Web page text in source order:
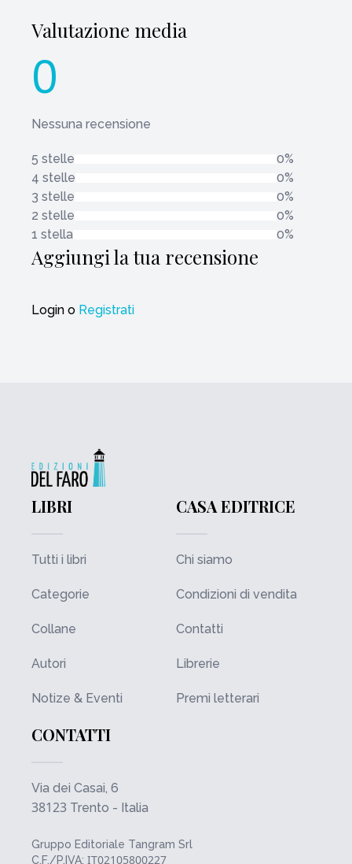
Valutazione media
0
Nessuna recensione
5 stelle
0%
4 stelle
0%
3 stelle
0%
2 stelle
0%
1 stella
0%
Aggiungi la tua recensione
Login o Registrati
LIBRI
Tutti i libri
Categorie
Collane
Autori
Notize & Eventi
CASA EDITRICE
Chi siamo
Condizioni di vendita
Contatti
Librerie
Premi letterari
CONTATTI
Via dei Casai, 6
38123 Trento - Italia
Gruppo Editoriale Tangram Srl
C.F./P.IVA: IT02105800227